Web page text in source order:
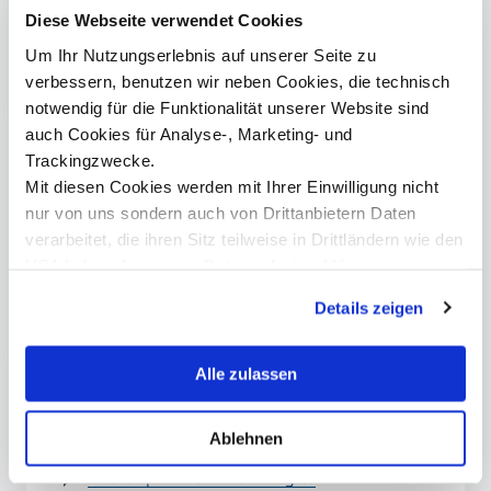
Diese Webseite verwendet Cookies
Um Ihr Nutzungserlebnis auf unserer Seite zu
verbessern, benutzen wir neben Cookies, die technisch
notwendig für die Funktionalität unserer Website sind
auch Cookies für Analyse-, Marketing- und
Trackingzwecke.
Mit diesen Cookies werden mit Ihrer Einwilligung nicht
nur von uns sondern auch von Drittanbietern Daten
verarbeitet, die ihren Sitz teilweise in Drittländern wie den
erklären Ihnen genau, was eine Datenübermittlung in die
USA bedeuten kann.
Details zeigen
Alle zulassen
Ablehnen
Artikel teilen
Datenerhebung mittels Testfahrer auf einem Parcours Element am MCI
Bachelor | Medizin,- Gesundheits- &
Sporttechnologie